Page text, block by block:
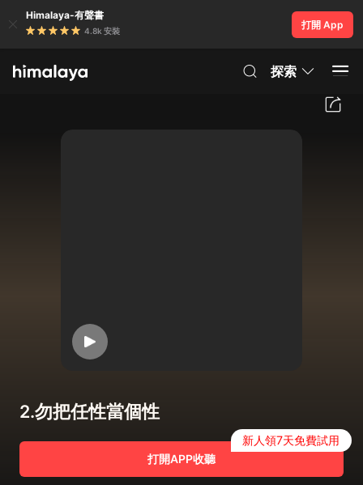
Himalaya-有聲書
4.8k 安裝
打開 App
探索
2.勿把任性當個性
打開APP收聽
新人領7天免費試用